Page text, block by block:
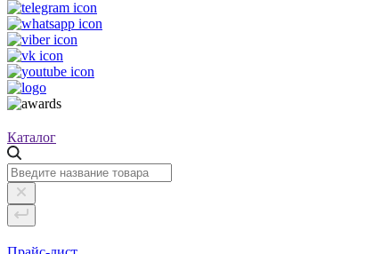
Каталог